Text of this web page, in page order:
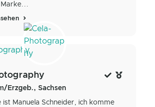
Erzgeb., Sachsen
ist Manuela Schneider, ich komme